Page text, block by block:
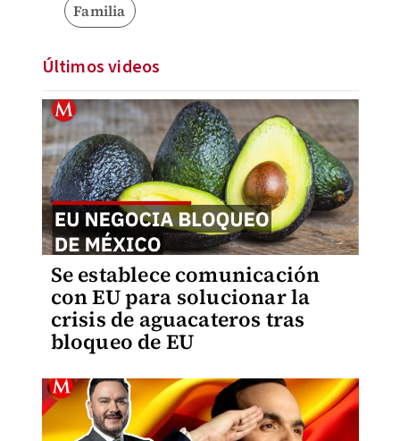
Familia
Últimos videos
Se establece comunicación
con EU para solucionar la
crisis de aguacateros tras
bloqueo de EU